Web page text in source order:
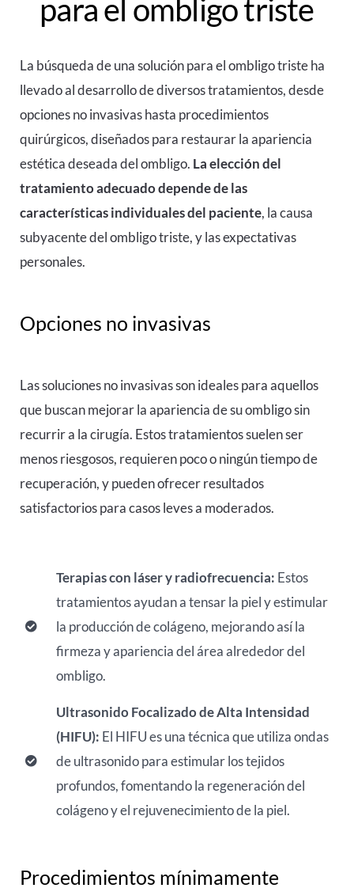
para el ombligo triste
La búsqueda de una solución para el ombligo triste ha
llevado al desarrollo de diversos tratamientos, desde
opciones no invasivashasta procedimientos
quirúrgicos, diseñados para restaurar la apariencia
estética deseada del ombligo. La elección del
tratamiento adecuado depende de las
características individuales del paciente, la causa
subyacente del ombligo triste, y las expectativas
personales.
Opciones no invasivas
Las soluciones no invasivas son ideales para aquellos
que buscan mejorar la apariencia de su ombligo sin
recurrir a la cirugía. Estos tratamientos suelen ser
menos riesgosos, requieren poco o ningún tiempo de
recuperación, y pueden ofrecer resultados
satisfactorios para casos leves a moderados.
Terapias con láser y radiofrecuencia: Estos
tratamientos ayudan a tensar la piel y estimular
la producción de colágeno, mejorando así la
firmeza y apariencia del área alrededor del
ombligo.
Ultrasonido Focalizado de Alta Intensidad
(HIFU): El HIFU es una técnica que utiliza ondas
de ultrasonido para estimular los tejidos
profundos, fomentando la regeneración del
colágeno y el rejuvenecimiento de la piel.
Procedimientos mínimamente